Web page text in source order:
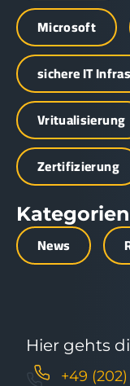
Microsoft
sichere IT
Vritualisierung
Zertifizierung
Kategorien
News
Hier gehts
+49